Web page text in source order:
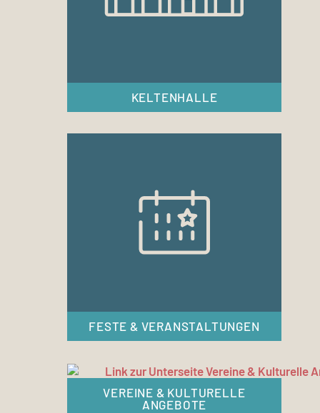
KELTENHALLE
FESTE & VERANSTALTUNGEN
VEREINE & KULTURELLE
ANGEBOTE